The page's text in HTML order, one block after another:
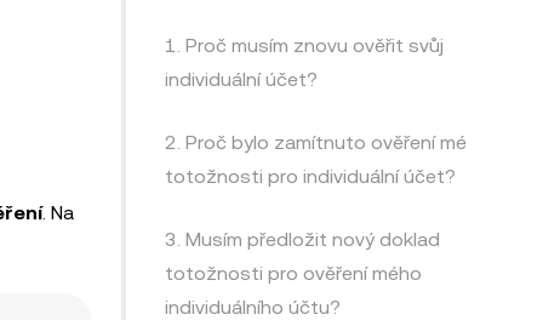
. Na
1. Proč musím znovu ověřit svůj
individuální účet?
2. Proč bylo zamítnuto ověření mé
totožnosti pro individuální účet?
3. Musím předložit nový doklad
totožnosti pro ověření mého
individuálního účtu?